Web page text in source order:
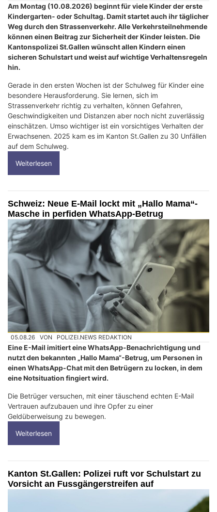
Am Montag (10.08.2026) beginnt für viele Kinder der erste
Kindergarten- oder Schultag. Damit startet auch ihr täglicher
Weg durch den Strassenverkehr. Alle Verkehrsteilnehmende
können einen Beitrag zur Sicherheit der Kinder leisten. Die
Kantonspolizei St.Gallen wünscht allen Kindern einen
sicheren Schulstart und weist auf wichtige Verhaltensregeln
hin.
Gerade in den ersten Wochen ist der Schulweg für Kinder eine
besondere Herausforderung. Sie lernen, sich im
Strassenverkehr richtig zu verhalten, können Gefahren,
Geschwindigkeiten und Distanzen aber noch nicht zuverlässig
einschätzen. Umso wichtiger ist ein vorsichtiges Verhalten der
Erwachsenen. 2025 kam es im Kanton St.Gallen zu 30 Unfällen
auf dem Schulweg.
Weiterlesen
Schweiz: Neue E-Mail lockt mit „Hallo Mama“-
Masche in perfiden WhatsApp-Betrug
05.08.26 VON POLIZEI.NEWS REDAKTION
Eine E-Mail imitiert eine WhatsApp-Benachrichtigung und
nutzt den bekannten „Hallo Mama“-Betrug, um Personen in
einen WhatsApp-Chat mit den Betrügern zu locken, in dem
eine Notsituation fingiert wird.
Die Betrüger versuchen, mit einer täuschend echten E-Mail
Vertrauen aufzubauen und ihre Opfer zu einer
Geldüberweisung zu bewegen.
Weiterlesen
Kanton St.Gallen: Polizei ruft vor Schulstart zu
Vorsicht an Fussgängerstreifen auf